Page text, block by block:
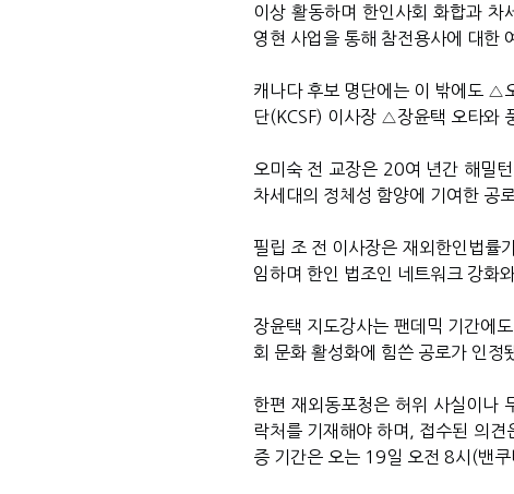
이상 활동하며 한인사회 화합과
영현 사업을 통해 참전용사에 대한
캐나다 후보 명단에는 이 밖에도 △
단(KCSF) 이사장 △장윤택 오타와
오미숙 전 교장은 20여 년간 해밀
차세대의 정체성 함양에 기여한 공
필립 조 전 이사장은 재외한인법률
임하며 한인 법조인 네트워크 강화
장윤택 지도강사는 팬데믹 기간에
회 문화 활성화에 힘쓴 공로가 인정
한편 재외동포청은 허위 사실이나
락처를 기재해야 하며, 접수된 의
증 기간은 오는 19일 오전 8시(밴쿠